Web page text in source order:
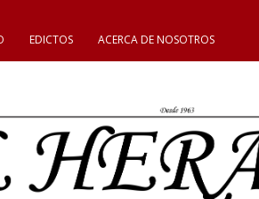
EDICTOS ACERCA DE NOSOTROS